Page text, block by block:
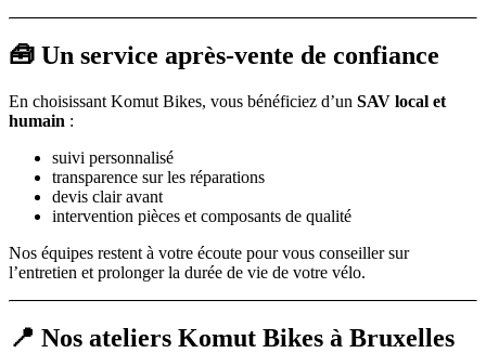
🧰 Un service après-vente de confiance
En choisissant Komut Bikes, vous bénéficiez d’un SAV local et
humain :
suivi personnalisé
transparence sur les réparations
devis clair avant
intervention pièces et composants de qualité
Nos équipes restent à votre écoute pour vous conseiller sur
l’entretien et prolonger la durée de vie de votre vélo.
📍 Nos ateliers Komut Bikes à Bruxelles